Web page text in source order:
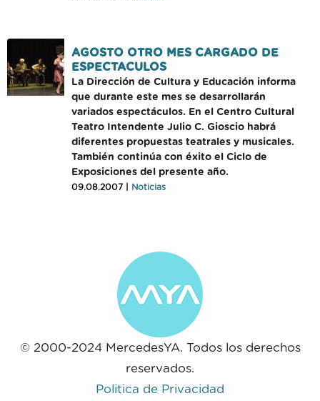
AGOSTO OTRO MES CARGADO DE
ESPECTACULOS
La Dirección de Cultura y Educación informa
que durante este mes se desarrollarán
variados espectáculos. En el Centro Cultural
Teatro Intendente Julio C. Gioscio habrá
diferentes propuestas teatrales y musicales.
También continúa con éxito el Ciclo de
Exposiciones del presente año.
09.08.2007 | Noticias
© 2000-2024 MercedesYA. Todos los derechos
reservados.
Politica de Privacidad